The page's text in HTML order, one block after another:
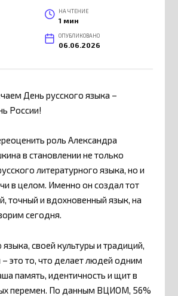
НА ЧТЕНИЕ
1 мин
ОПУБЛИКОВАНО
06.06.2026
День русского языка –
России!
роль Александра
в становлении не только
литературного языка, но и
в целом. Именно он создал тот
точный и вдохновенный язык, на
сегодня.
своей культуры и традиций,
это то, что делает людей одним
память, идентичность и щит в
перемен. По данным ВЦИОМ, 56%